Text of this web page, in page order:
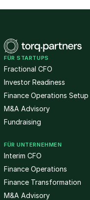
FÜR STARTUPS
Fractional CFO
Investor Readiness
Finance Operations Setup
M&A Advisory
Fundraising
FÜR UNTERNEHMEN
Interim CFO
Finance Operations
Finance Transformation
M&A Advisory